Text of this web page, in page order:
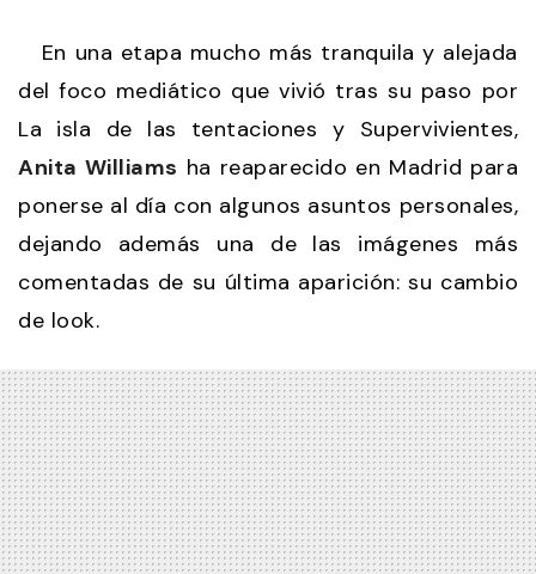
En una etapa mucho más tranquila y alejada
del foco mediático que vivió tras su paso por
La isla de las tentaciones y Supervivientes,
Anita Williams ha reaparecido en Madrid para
ponerse al día con algunos asuntos personales,
dejando además una de las imágenes más
comentadas de su última aparición: su cambio
de look.